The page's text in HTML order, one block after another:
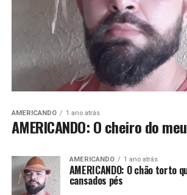
AMERICANDO 1 ano atrás
AMERICANDO: O cheiro do
AMERICANDO 1 ano atrás
AMERICANDO: O chão torto
cansados pés